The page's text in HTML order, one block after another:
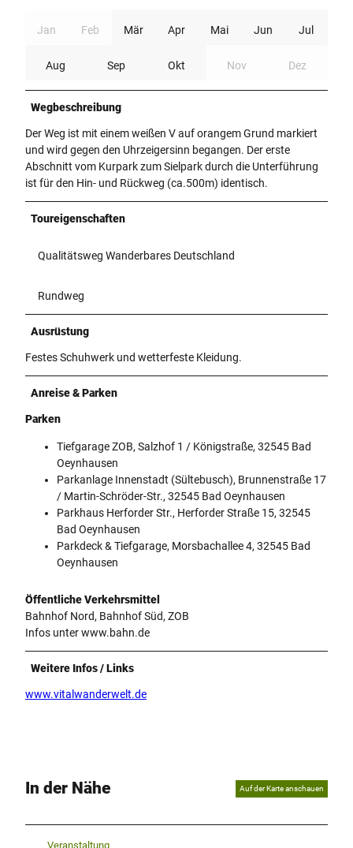
Jan Feb Mär Apr Mai Jun Jul
Aug Sep Okt Nov Dez
Wegbeschreibung
Der Weg ist mit einem weißen V auf orangem Grund markiert
und wird gegen den Uhrzeigersinn begangen. Der erste
Abschnitt vom Kurpark zum Sielpark durch die Unterführung
ist für den Hin- und Rückweg (ca.500m) identisch.
Toureigenschaften
Qualitätsweg Wanderbares Deutschland
Rundweg
Ausrüstung
Festes Schuhwerk und wetterfeste Kleidung.
Anreise & Parken
Parken
Tiefgarage ZOB, Salzhof 1 / Königstraße, 32545 Bad
Oeynhausen
Parkanlage Innenstadt (Sültebusch), Brunnenstraße 17
/ Martin-Schröder-Str., 32545 Bad Oeynhausen
Parkhaus Herforder Str., Herforder Straße 15, 32545
Bad Oeynhausen
Parkdeck & Tiefgarage, Morsbachallee 4, 32545 Bad
Oeynhausen
Öffentliche Verkehrsmittel
Bahnhof Nord, Bahnhof Süd, ZOB
Infos unter www.bahn.de
Weitere Infos / Links
www.vitalwanderwelt.de
In der Nähe Auf der Karte anschauen
Veranstaltung